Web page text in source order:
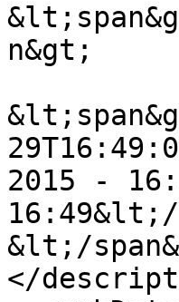
n&gt;
2015 -
&lt;/
</